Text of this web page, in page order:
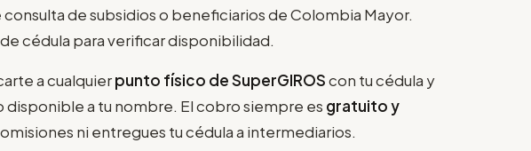
consulta de subsidios o beneficiarios de Colombia Mayor.
cédula para verificar disponibilidad.
a cualquierpunto físico de SuperGIROScon tu cédula y
disponible a tu nombre. El cobro siempre es gratuito y
ni entregues tu cédula a intermediarios.